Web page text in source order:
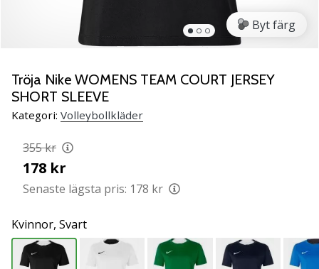
ambassadör
passion
som
vi?
us
as
Brand
11. 8. 2022
Byt färg
Tröja Nike WOMENS TEAM COURT JERSEY
SHORT SLEEVE
Kategori: Volleybollkläder
355 kr
178 kr
Senaste lägsta pris: 178 kr
Kvinnor, Svart